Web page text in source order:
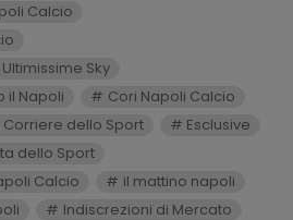
Calcio
Sky
il Napoli
Cori Napoli Calcio
Corriere dello Sport
Esclusive
dello Sport
Calcio
il mattino napoli
Indiscrezioni di Mercato